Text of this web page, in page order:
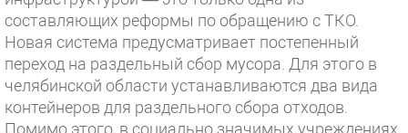
составляющих реформы по обращению с ТКО.
Новая система предусматривает постепенный
переход на раздельный сбор мусора. Для этого в
челябинской области устанавливаются два вида
контейнеров для раздельного сбора отходов.
Помимо этого, в социально значимых учреждениях